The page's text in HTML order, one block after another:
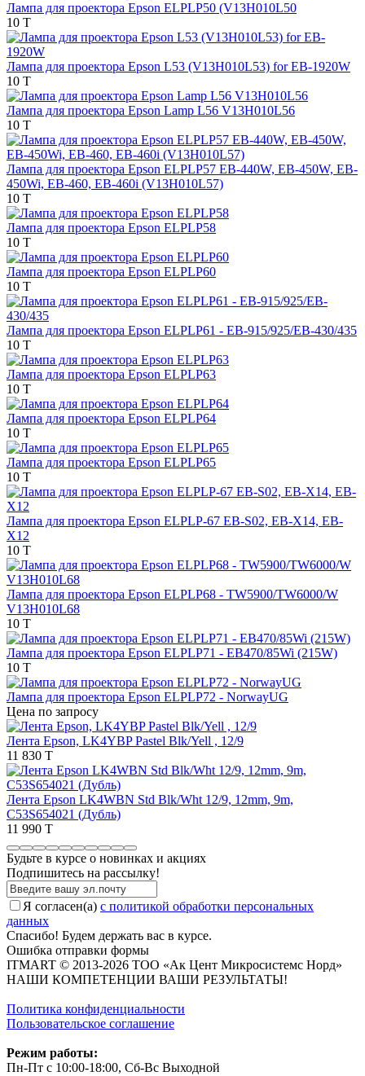
Лампа для проектора Epson ELPLP50 (V13H010L50
10 T
Лампа для проектора Epson L53 (V13H010L53) for EB-1920W
10 T
Лампа для проектора Epson Lamp L56 V13H010L56
10 T
Лампа для проектора Epson ELPLP57 EB-440W, EB-450W, EB-
450Wi, EB-460, EB-460i (V13H010L57)
10 T
Лампа для проектора Epson ELPLP58
10 T
Лампа для проектора Epson ELPLP60
10 T
Лампа для проектора Epson ELPLP61 - EB-915/925/EB-430/435
10 T
Лампа для проектора Epson ELPLP63
10 T
Лампа для проектора Epson ELPLP64
10 T
Лампа для проектора Epson ELPLP65
10 T
Лампа для проектора Epson ELPLP-67 EB-S02, EB-X14, EB-
Х12
10 T
Лампа для проектора Epson ELPLP68 - TW5900/TW6000/W
V13H010L68
10 T
Лампа для проектора Epson ELPLP71 - EB470/85Wi (215W)
10 T
Лампа для проектора Epson ELPLP72 - NorwayUG
Цена по запросу
Лента Epson, LK4YBP Pastel Blk/Yell , 12/9
11 830 T
Лента Epson LK4WBN Std Blk/Wht 12/9, 12mm, 9m,
C53S654021 (Дубль)
11 990 T
Будьте в курсе о новинках и акциях
Подпишитесь на рассылкy!
Я согласен(a) с политикой обработки персональных
данных
Спасибо! Будем держать вас в курсе.
Ошибка отправки формы
ITMART © 2013-2026 ТОО «Ак Цент Микросистемс Норд»
НАШИ КОМПЕТЕНЦИИ ВАШИ РЕЗУЛЬТАТЫ!
Политика конфиденциальности
Пользовательское соглашение
Режим работы:
Пн-Пт с 10:00-18:00, Сб-Вс Выходной